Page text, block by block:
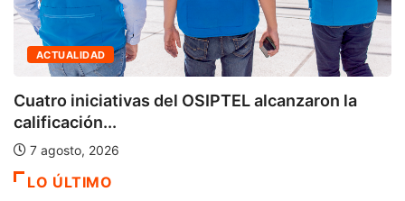
ACTUALIDAD
Cuatro iniciativas del OSIPTEL alcanzaron la
calificación...
7 agosto, 2026
LO ÚLTIMO